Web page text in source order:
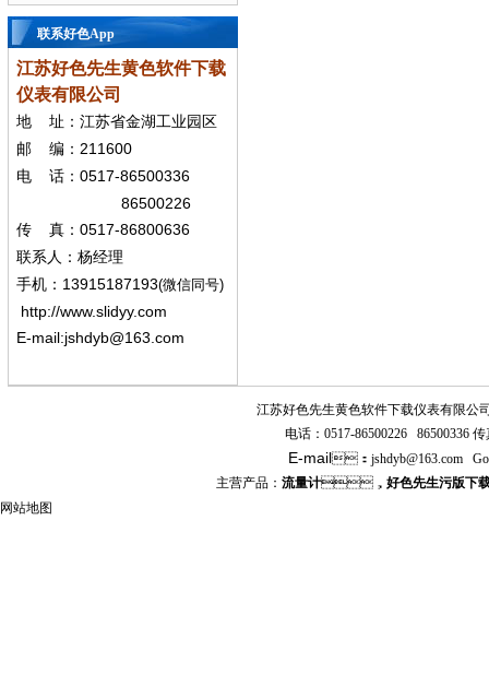
联系好色App
江苏好色先生黄色软件下载
仪表有限公司
地
址：江苏省金湖工业园区
邮
编： 211600
电 话： 0517-86500336
86500226
传 真： 0517-86800636
联系人：杨经理
手机 ： 13915187193(微信同号)
http://www.slidyy.com
E-mail:jshdyb@163.com
江苏好色先生黄色软件下载仪表有限公
电话： 0517-86500226 86500336 传
E-mail： jshdyb@163.com
主营产品： 流量计， 好色先生污版下
网站地图